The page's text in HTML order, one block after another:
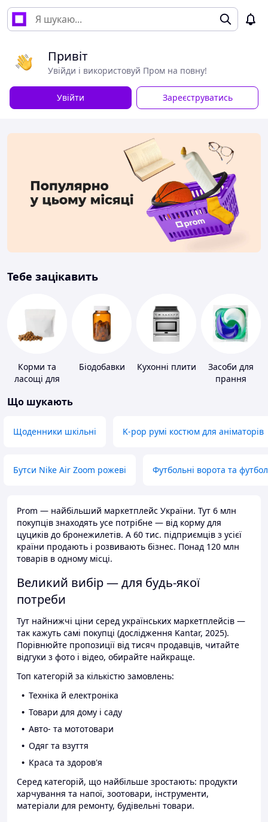
Привіт
Увійди і використовуй Пром на повну!
Увійти Зареєструватись
Тебе зацікавить
Корми та
ласощі для
тварин і
Біодобавки Кухонні плити
Засоби для
прання
Що шукають
Щоденники шкільні K-pop румі костюм для аніматорів
Бутси Nike Air Zoom рожеві Футбольні ворота та
Prom — найбільший маркетплейс України. Тут 6 млн
покупців знаходять усе потрібне — від корму для
цуциків до бронежилетів. А 60 тис. підприємців з усієї
країни продають і розвивають бізнес. Понад 120 млн
товарів в одному місці.
Великий вибір — для будь-якої
потреби
Тут найнижчі ціни серед українських маркетплейсів —
так кажуть самі покупці (дослідження Kantar, 2025).
Порівнюйте пропозиції від тисяч продавців, читайте
відгуки з фото і відео, обирайте найкраще.
Топ категорій за кількістю замовлень:
Техніка й електроніка
Товари для дому і саду
Авто- та мототовари
Одяг та взуття
Краса та здоров'я
Серед категорій, що найбільше зростають: продукти
харчування та напої, зоотовари, інструменти,
матеріали для ремонту, будівельні товари.